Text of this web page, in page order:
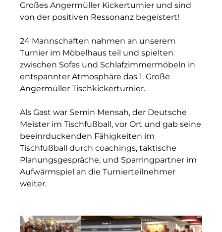
Großes Angermüller Kickerturnier und sind
von der positiven Ressonanz begeistert!
24 Mannschaften nahmen an unserem
Turnier im Möbelhaus teil und spielten
zwischen Sofas und Schlafzimmermöbeln in
entspannter Atmosphäre das 1. Große
Angermüller Tischkickerturnier.
Als Gast war Semin Mensah, der Deutsche
Meister im Tischfußball, vor Ort und gab seine
beeinrduckenden Fähigkeiten im
Tischfußball durch coachings, taktische
Planungsgespräche, und Sparringpartner im
Aufwärmspiel an die Turnierteilnehmer
weiter.